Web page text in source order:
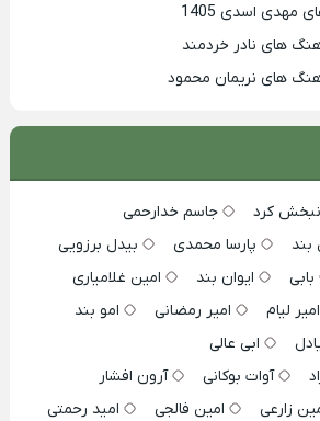
اسدی 1405
های نادر خردمند
های نریمان محمود
کرد
جاسم خدارحمی
بند پارسا محمدی
بیدل برزویی
بابی ایوان بند
امین غلامیاری
امیر لیام امیر رمضانی
امو بند
ابی عالی
آوات بوکانی
آرون افشار
زارعی امین فالجی
امید رحمتی